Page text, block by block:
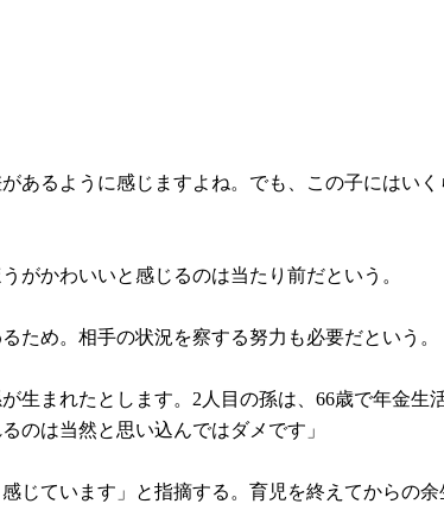
あるように感じますよね。でも、この子にはい
がかわいいと感じるのは当たり前だという。
ため。相手の状況を察する努力も必要だという。
生まれたとします。2人目の孫は、66歳で年金生
のは当然と思い込んではダメです」
ています」と指摘する。育児を終えてからの